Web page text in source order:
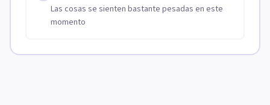
Las cosas se sienten bastante pesadas en este
momento